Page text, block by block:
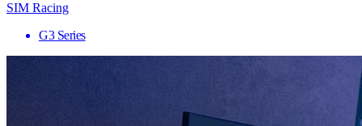
SIM Racing
G3 Series